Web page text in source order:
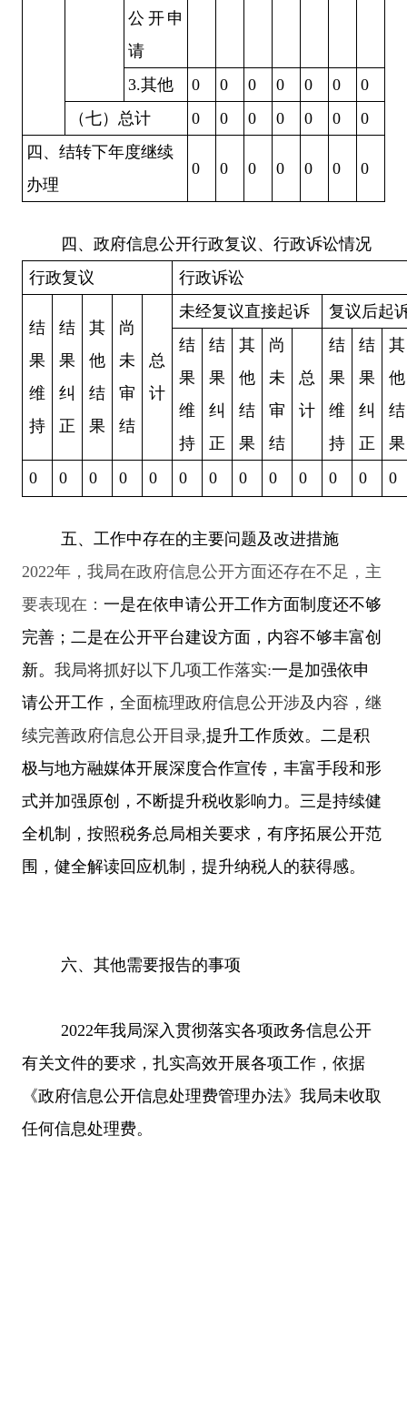
公开申
请
3.其他 0 0 0 0 0 0
0
（七）总计
0 0 0 0 0 0
0
四、结转下年度继续
办理
0 0 0 0 0 0 0
四、政府信息公开行政复议、行政诉讼情况
行政复议
行政诉讼
结
果
维
持
结
果
纠
正
其
他
结
果
尚
未
审
结
总
计
未经复议直接起诉
复议后起
结
果
维
持
结
果
纠
正
其
他
结
果
尚
未
审
结
总
计
结
果
维
持
结
果
纠
正
其
他
结
果
0
0 0 0 0 0 0 0 0 0 0 0 0
五、工作中存在的主要问题及改进措施
2022年，我局在政府信息公开方面还存在不足，主
要表现在： 一是在依申请公开工作方面制度还不够
完善；二是在公开平台建设方面，内容不够丰富创
新。 我局将抓好以下几项工作落实:一是加强依申
请公开工作， 全面梳理政府信息公开涉及内容，继
续完善政府信息公开目录,提升工作质效。二是积
极与地方融媒体开展深度合作宣传 ，丰富手段和形
式并加强原创，不断提升税收影响力。三是持续健
全机制，按照税务总局相关要求，有序拓展公开范
围，健全解读回应机制，提升纳税人的获得感。
六、其他需要报告的事项
2022年我局深入贯彻落实各项政务信息公开
有关文件的要求，扎实高效开展各项工作，依据
《政府信息公开信息处理费管理办法》我局未收取
任何信息处理费。